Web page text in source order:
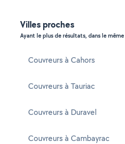
Villes proches
Ayant le plus de résultats, dans le
Couvreurs à Cahors
Couvreurs à Tauriac
Couvreurs à Duravel
Couvreurs à Cambayrac